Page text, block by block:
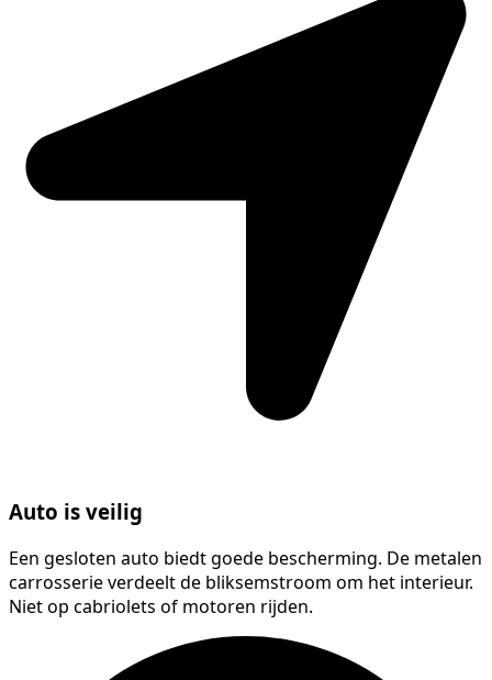
Auto is veilig
Een gesloten auto biedt goede bescherming. De metalen
carrosserie verdeelt de bliksemstroom om het interieur.
Niet op cabriolets of motoren rijden.